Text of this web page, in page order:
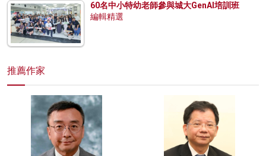
60名中小特幼老師參與城大GenAI培訓班
編輯精選
推薦作家